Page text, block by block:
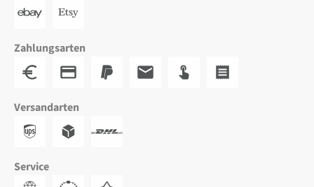
Zahlungsarten
Versandarten
Service